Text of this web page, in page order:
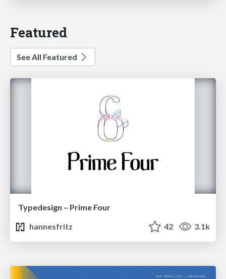
Featured
See All Featured
Typedesign – Prime Four
hannesfritz
42 3.1k